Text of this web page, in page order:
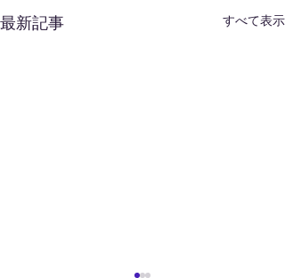
最新記事 すべて表示